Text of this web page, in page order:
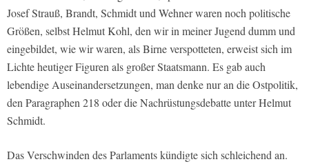
Josef Strauß, Brandt, Schmidt und Wehner waren noch politische
Größen, selbst Helmut Kohl, den wir in meiner Jugend dumm und
eingebildet, wie wir waren, als Birne verspotteten, erweist sich im
Lichte heutiger Figuren als großer Staatsmann. Es gab auch
lebendige Auseinandersetzungen, man denke nur an die Ostpolitik,
den Paragraphen 218 oder die Nachrüstungsdebatte unter Helmut
Schmidt.
Das Verschwinden des Parlaments kündigte sich schleichend an.